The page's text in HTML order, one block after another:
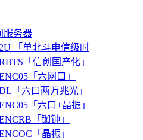
服务器
「单北斗电信级时
「信创国产化」
「六网口」
「六口两万兆光」
「六口+晶振」
「铷钟」
「晶振」